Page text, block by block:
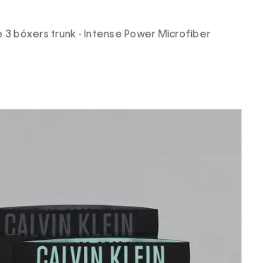
3 bóxers trunk - Intense Power Microfiber